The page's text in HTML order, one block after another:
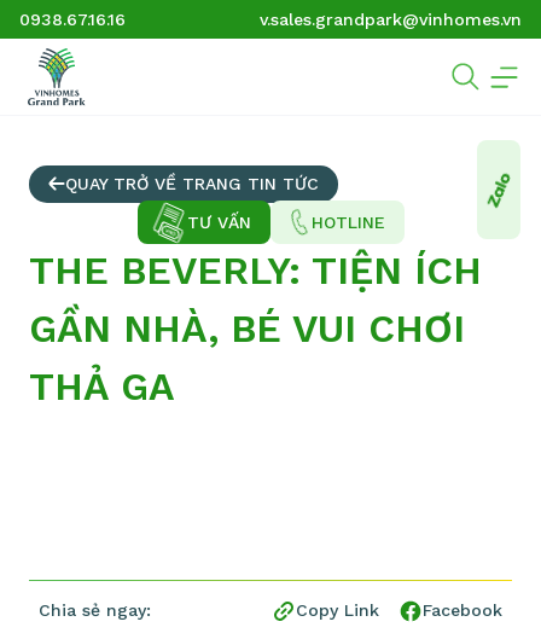
0938.67.16.16 v.sales.grandpark@vinhomes.vn
QUAY TRỞ VỀ TRANG TIN TỨC
THE BEVERLY: TIỆN ÍCH
GẦN NHÀ, BÉ VUI CHƠI
THẢ GA
Chia sẻ ngay: Copy Link Facebook
TƯ VẤN HOTLINE